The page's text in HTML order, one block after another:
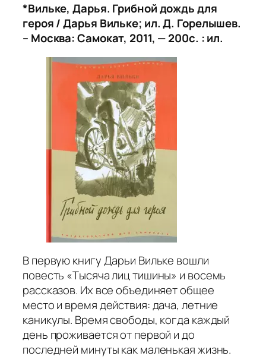
*Вильке, Дарья. Грибной дождь для
героя / Дарья Вильке; ил. Д. Горелышев.
– Москва: Самокат, 2011, — 200с. : ил.
В первую книгу Дарьи Вильке вошли
повесть «Тысяча лиц тишины» и восемь
рассказов. Их все объединяет общее
место и время действия: дача, летние
каникулы. Время свободы, когда каждый
день проживается от первой и до
последней минуты как маленькая жизнь.